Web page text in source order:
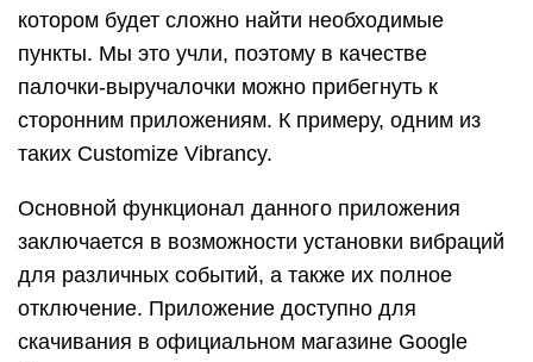
котором будет сложно найти необходимые
пункты. Мы это учли, поэтому в качестве
палочки-выручалочки можно прибегнуть к
сторонним приложениям. К примеру, одним из
таких Customize Vibrancy.
Основной функционал данного приложения
заключается в возможности установки вибраций
для различных событий, а также их полное
отключение. Приложение доступно для
скачивания в официальном магазине Google